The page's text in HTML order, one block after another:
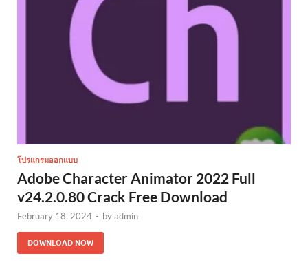
โปรแกรมออกแบบ
Adobe Character Animator 2022 Full
v24.2.0.80 Crack Free Download
February 18, 2024 - byadmin
DOWNLOAD NOW